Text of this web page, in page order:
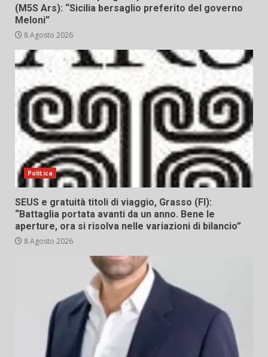
(M5S Ars): “Sicilia bersaglio preferito del governo
Meloni”
8 Agosto 2026
Politica
SEUS e gratuità titoli di viaggio, Grasso (FI):
“Battaglia portata avanti da un anno. Bene le
aperture, ora si risolva nelle variazioni di bilancio”
8 Agosto 2026